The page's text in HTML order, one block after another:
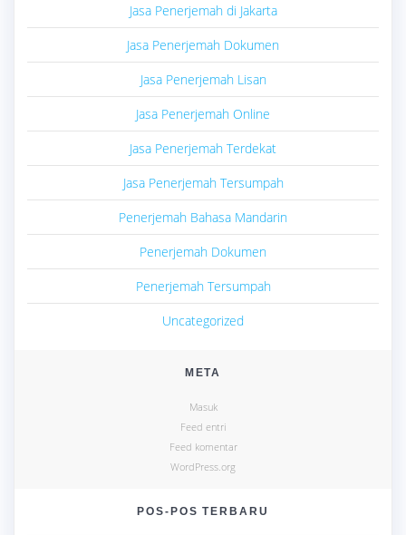
Jasa Penerjemah di Jakarta
Jasa Penerjemah Dokumen
Jasa Penerjemah Lisan
Jasa Penerjemah Online
Jasa Penerjemah Terdekat
Jasa Penerjemah Tersumpah
Penerjemah Bahasa Mandarin
Penerjemah Dokumen
Penerjemah Tersumpah
Uncategorized
META
Masuk
Feed entri
Feed komentar
WordPress.org
POS-POS TERBARU